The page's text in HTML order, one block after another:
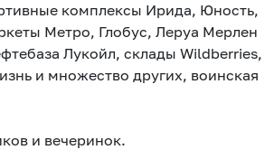
комплексы Ирида, Юность,
Метро, Глобус, Леруа Мерлен
Лукойл, склады Wildbеrriеs,
и множество других, воинская
и вечеринок.